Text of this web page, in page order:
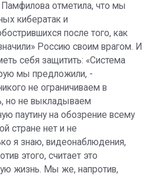
отметила, что мы
кибератак и
после того, как
Россию своим врагом. И
себя защитить: «Система
мы предложили, -
не ограничиваем в
но не выкладываем
паутину на обозрение всему
стране нет и не
я знаю, видеонаблюдения,
этого, считает это
жизнь. Мы же, напротив,